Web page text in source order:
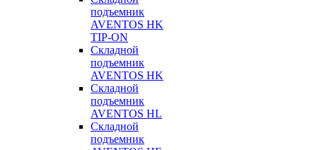
подъемник
AVENTOS HK
TIP-ON
Складной
подъемник
AVENTOS HK
Складной
подъемник
AVENTOS HL
Складной
подъемник